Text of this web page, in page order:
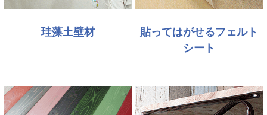
珪藻土壁材
貼ってはがせるフェルト
シート